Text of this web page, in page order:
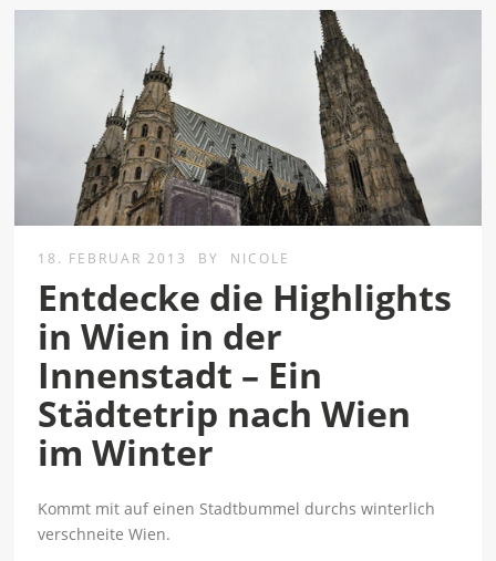
18. FEBRUAR 2013 BY NICOLE
Entdecke die Highlights
in Wien in der
Innenstadt – Ein
Städtetrip nach Wien
im Winter
Kommt mit auf einen Stadtbummel durchs winterlich
verschneite Wien.